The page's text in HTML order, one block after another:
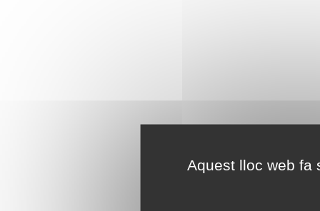
Aquest lloc web fa